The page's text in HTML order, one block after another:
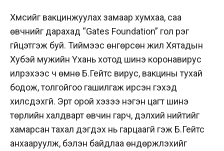
Хүмүүсийг вакцинжуулах замаар хумхаа, саа
өвчнийг дарахад “Gates Foundation” гол үүрэг
гүйцэтгэж буй. Тиймээс өнгөрсөн жил Хятадын
Хубэй мужийн Үхань хотод шинэ коронавирус
илрэхээс ч өмнө Б.Гейтс вирус, вакцины тухай
бодож, толгойгоо гашилгаж ирсэн гэхэд
хилсдэхгүй. Эрт орой хэзээ нэгэн цагт шинэ
төрлийн халдварт өвчин гарч, дэлхий нийтийг
хамарсан тахал дэгдэх нь гарцаагүй гэж Б.Гейтс
анхааруулж, бэлэн байдлаа өндөржүүлэхийг